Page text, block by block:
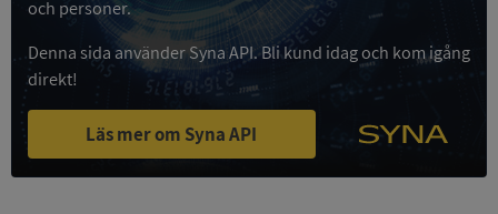
och personer.
Denna sida använder Syna API. Bli kund idag och kom igång
direkt!
Läs mer om Syna API
VISITOR_PRIVACY_METADATA
.youtube.com
5 månader
Privacy Policy